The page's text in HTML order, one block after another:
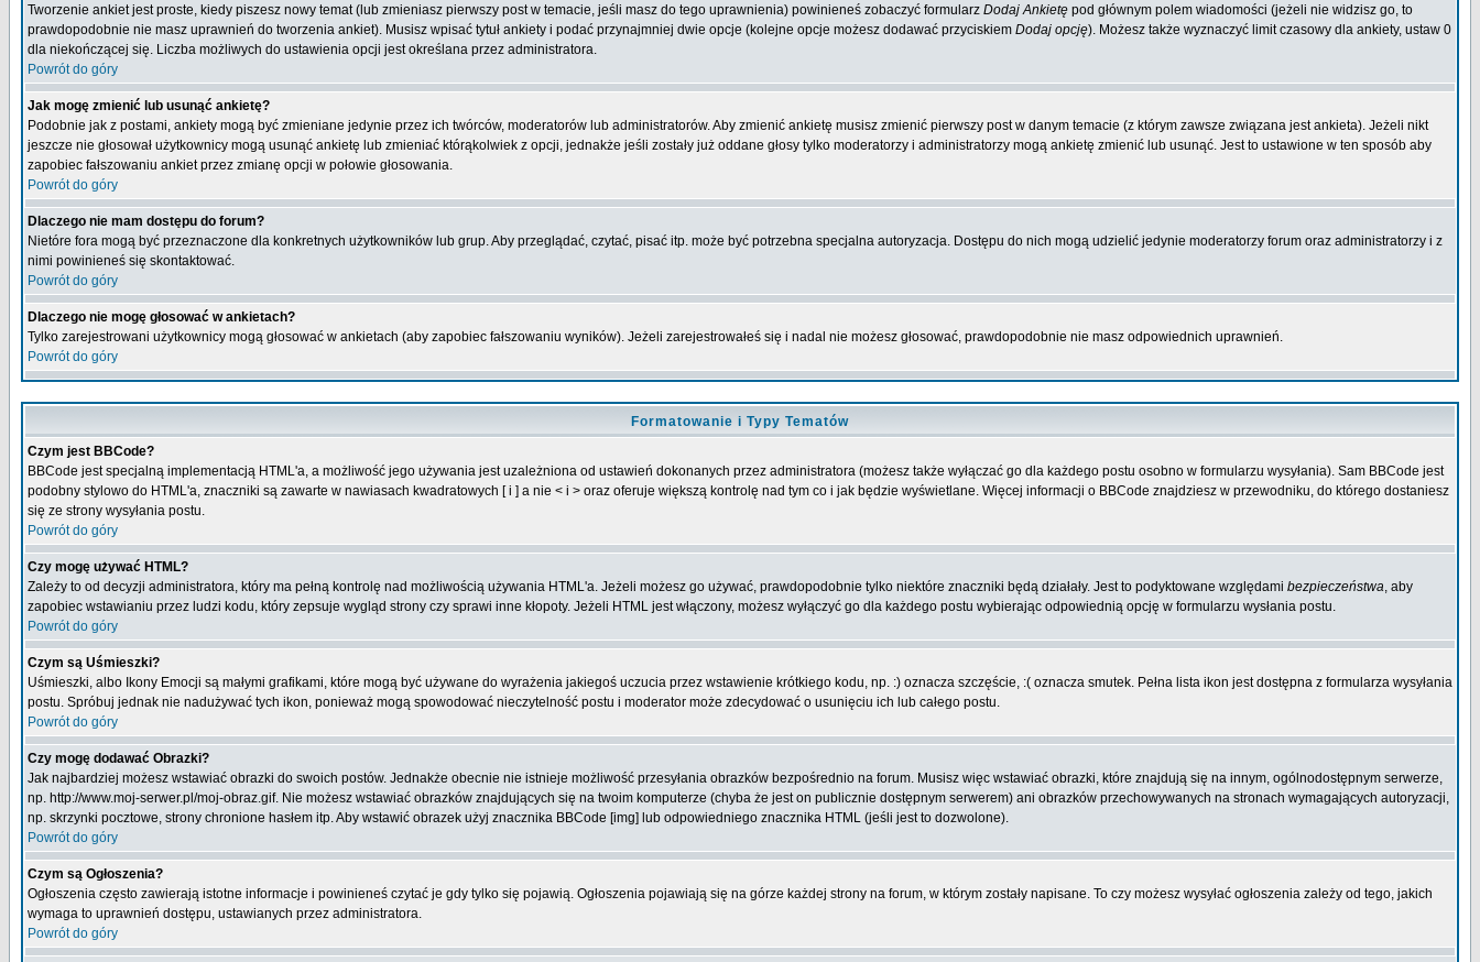
Tworzenie ankiet jest proste, kiedy piszesz nowy temat (lub zmieniasz pierwszy post w temacie, jeśli masz do tego uprawnienia) powinieneś zobaczyć formularz Dodaj Ankietę pod głównym polem wiadomości (jeżeli nie widzisz go, to
prawdopodobnie nie masz uprawnień do tworzenia ankiet). Musisz wpisać tytuł ankiety i podać przynajmniej dwie opcje (kolejne opcje możesz dodawać przyciskiem Dodaj opcję). Możesz także wyznaczyć limit czasowy dla ankiety, ustaw 0
dla niekończącej się. Liczba możliwych do ustawienia opcji jest określana przez administratora.
Powrót do góry
Jak mogę zmienić lub usunąć ankietę?
Podobnie jak z postami, ankiety mogą być zmieniane jedynie przez ich twórców, moderatorów lub administratorów. Aby zmienić ankietę musisz zmienić pierwszy post w danym temacie (z którym zawsze związana jest ankieta). Jeżeli nikt
jeszcze nie głosował użytkownicy mogą usunąć ankietę lub zmieniać którąkolwiek z opcji, jednakże jeśli zostały już oddane głosy tylko moderatorzy i administratorzy mogą ankietę zmienić lub usunąć. Jest to ustawione w ten sposób aby
zapobiec fałszowaniu ankiet przez zmianę opcji w połowie głosowania.
Powrót do góry
Dlaczego nie mam dostępu do forum?
Nietóre fora mogą być przeznaczone dla konkretnych użytkowników lub grup. Aby przeglądać, czytać, pisać itp. może być potrzebna specjalna autoryzacja. Dostępu do nich mogą udzielić jedynie moderatorzy forum oraz administratorzy i z
nimi powinieneś się skontaktować.
Powrót do góry
Dlaczego nie mogę głosować w ankietach?
Tylko zarejestrowani użytkownicy mogą głosować w ankietach (aby zapobiec fałszowaniu wyników). Jeżeli zarejestrowałeś się i nadal nie możesz głosować, prawdopodobnie nie masz odpowiednich uprawnień.
Powrót do góry
Formatowanie i Typy Tematów
Czym jest BBCode?
BBCode jest specjalną implementacją HTML'a, a możliwość jego używania jest uzależniona od ustawień dokonanych przez administratora (możesz także wyłączać go dla każdego postu osobno w formularzu wysyłania). Sam BBCode jest
podobny stylowo do HTML'a, znaczniki są zawarte w nawiasach kwadratowych [ i ] a nie < i > oraz oferuje większą kontrolę nad tym co i jak będzie wyświetlane. Więcej informacji o BBCode znajdziesz w przewodniku, do którego dostaniesz
się ze strony wysyłania postu.
Powrót do góry
Czy mogę używać HTML?
Zależy to od decyzji administratora, który ma pełną kontrolę nad możliwością używania HTML'a. Jeżeli możesz go używać, prawdopodobnie tylko niektóre znaczniki będą działały. Jest to podyktowane względami bezpieczeństwa, aby
zapobiec wstawianiu przez ludzi kodu, który zepsuje wygląd strony czy sprawi inne kłopoty. Jeżeli HTML jest włączony, możesz wyłączyć go dla każdego postu wybierając odpowiednią opcję w formularzu wysłania postu.
Powrót do góry
Czym są Uśmieszki?
Uśmieszki, albo Ikony Emocji są małymi grafikami, które mogą być używane do wyrażenia jakiegoś uczucia przez wstawienie krótkiego kodu, np. :) oznacza szczęście, :( oznacza smutek. Pełna lista ikon jest dostępna z formularza wysyłania
postu. Spróbuj jednak nie nadużywać tych ikon, ponieważ mogą spowodować nieczytelność postu i moderator może zdecydować o usunięciu ich lub całego postu.
Powrót do góry
Czy mogę dodawać Obrazki?
Jak najbardziej możesz wstawiać obrazki do swoich postów. Jednakże obecnie nie istnieje możliwość przesyłania obrazków bezpośrednio na forum. Musisz więc wstawiać obrazki, które znajdują się na innym, ogólnodostępnym serwerze,
np. http://www.moj-serwer.pl/moj-obraz.gif. Nie możesz wstawiać obrazków znajdujących się na twoim komputerze (chyba że jest on publicznie dostępnym serwerem) ani obrazków przechowywanych na stronach wymagających autoryzacji,
np. skrzynki pocztowe, strony chronione hasłem itp. Aby wstawić obrazek użyj znacznika BBCode [img] lub odpowiedniego znacznika HTML (jeśli jest to dozwolone).
Powrót do góry
Czym są Ogłoszenia?
Ogłoszenia często zawierają istotne informacje i powinieneś czytać je gdy tylko się pojawią. Ogłoszenia pojawiają się na górze każdej strony na forum, w którym zostały napisane. To czy możesz wysyłać ogłoszenia zależy od tego, jakich
wymaga to uprawnień dostępu, ustawianych przez administratora.
Powrót do góry